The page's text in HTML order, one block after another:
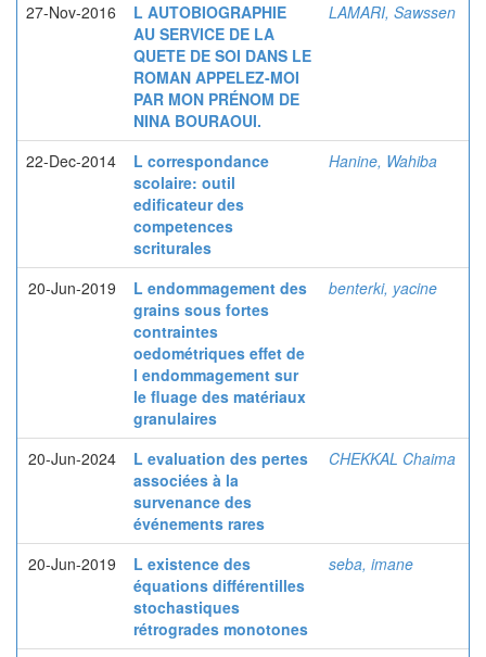
27-Nov-2016
L AUTOBIOGRAPHIE
AU SERVICE DE LA
QUETE DE SOI DANS LE
ROMAN APPELEZ-MOI
PAR MON PRÉNOM DE
NINA BOURAOUI.
LAMARI, Sawssen
22-Dec-2014
L correspondance
scolaire: outil
edificateur des
competences
scriturales
Hanine, Wahiba
20-Jun-2019
L endommagement des
grains sous fortes
contraintes
oedométriques effet de
l endommagement sur
le fluage des matériaux
granulaires
benterki, yacine
20-Jun-2024
L evaluation des pertes
associées à la
survenance des
événements rares
CHEKKAL Chaima
20-Jun-2019
L existence des
équations différentilles
stochastiques
rétrogrades monotones
seba, imane